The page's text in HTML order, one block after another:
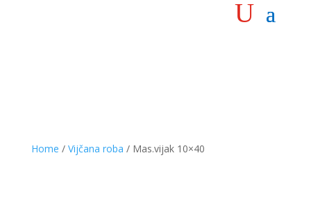
Home / Vijčana roba / Mas.vijak 10×40